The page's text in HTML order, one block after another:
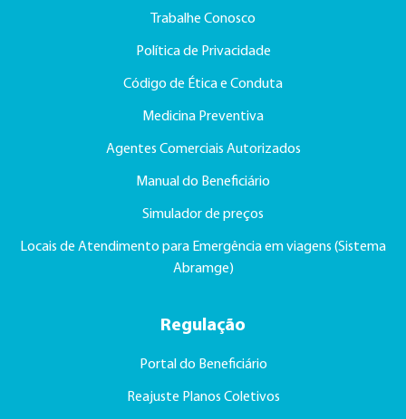
Trabalhe Conosco
Política de Privacidade
Código de Ética e Conduta
Medicina Preventiva
Agentes Comerciais Autorizados
Manual do Beneficiário
Simulador de preços
Locais de Atendimento para Emergência em viagens (Sistema
Abramge)
Regulação
Portal do Beneficiário
Reajuste Planos Coletivos